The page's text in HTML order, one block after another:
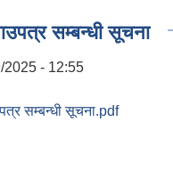
सम्बन्धी सूचना
2025 - 12:55
सम्बन्धी सूचना.pdf